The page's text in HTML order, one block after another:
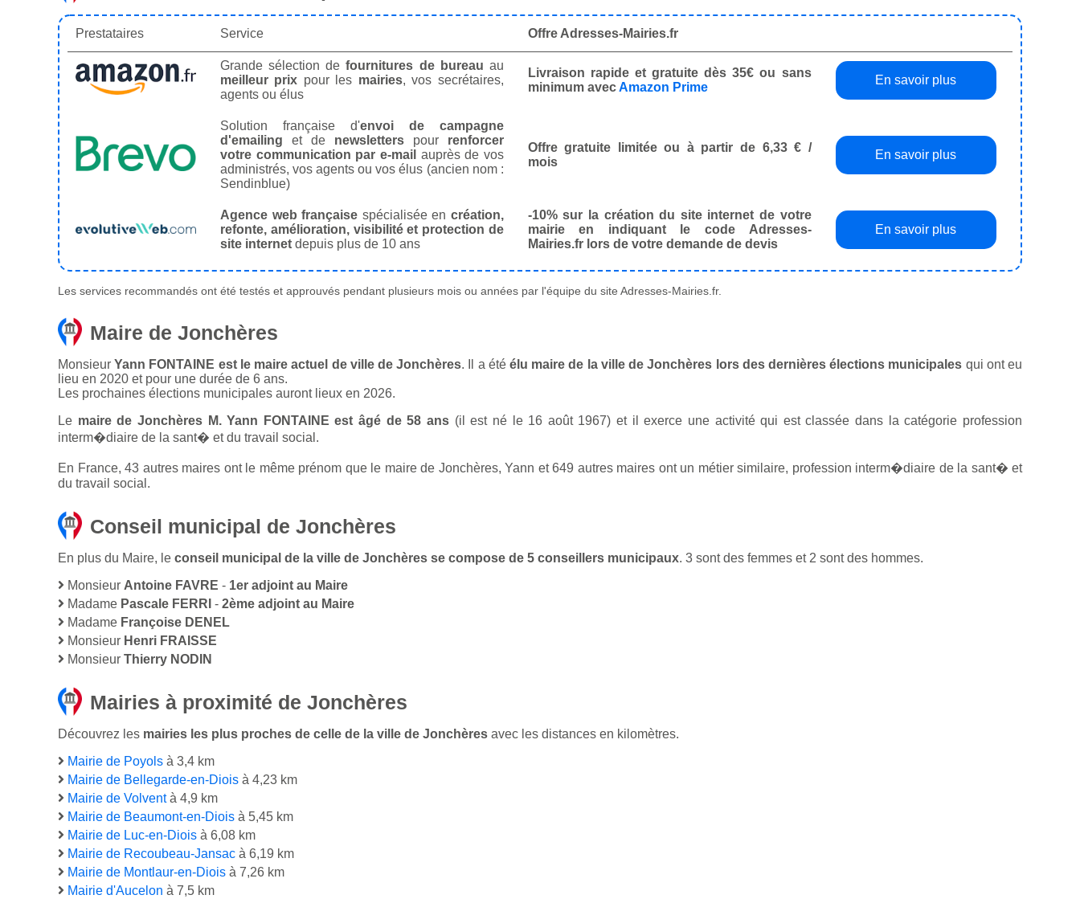
Prestataires Service Offre Adresses-Mairies.fr
Grande sélection defournitures de bureau au
meilleur prix pour les mairies, vos secrétaires,
agents ou élus
Livraison rapide et gratuite dès 35€ ou sans
minimum avecAmazon Prime
En savoir plus
Solution française d'envoi de campagne
d'emailing et de newsletterspour renforcer
votre communication par e-mail auprès de vos
administrés, vos agents ou vos élus (ancien nom :
Sendinblue)
Offre gratuite limitée ou à partir de 6,33 € /
mois
En savoir plus
Agence web française spécialisée en création,
refonte, amélioration, visibilité et protection de
site internet depuis plus de 10 ans
-10% sur la création du site internet de votre
mairie en indiquant le code Adresses-
Mairies.fr lors de votre demande de devis
En savoir plus
Les services recommandés ont été testés et approuvés pendant plusieurs mois ou années par l'équipe du site Adresses-Mairies.fr.
Maire de Jonchères
MonsieurYann FONTAINE est le maire actuel de ville de Jonchères. Il a étéélu maire de la ville de Jonchères lors des dernières élections municipales qui ont eu
lieu en 2020 et pour une durée de 6 ans.
Les prochaines élections municipales auront lieux en 2026.
Le maire de Jonchères M. Yann FONTAINE est âgé de 58 ans(il est né le 16 août 1967) et il exerce une activité qui est classée dans la catégorie profession
interm�diaire de la sant� et du travail social.
En France, 43 autres maires ont le même prénom que le maire de Jonchères, Yann et 649 autres maires ont un métier similaire, profession interm�diaire de la sant� et
du travail social.
Conseil municipal de Jonchères
En plus du Maire, le conseil municipal de la ville de Jonchères se compose de 5 conseillers municipaux. 3 sont des femmes et 2 sont des hommes.
Monsieur Antoine FAVRE - 1er adjoint au Maire
Madame Pascale FERRI - 2ème adjoint au Maire
Madame Françoise DENEL
Monsieur Henri FRAISSE
Monsieur Thierry NODIN
Mairies à proximité de Jonchères
Découvrez les mairies les plus proches de celle de la ville de Jonchères avec les distances en kilomètres.
Mairie de Poyols à 3,4 km
Mairie de Bellegarde-en-Diois à 4,23 km
Mairie de Volventà 4,9 km
Mairie de Beaumont-en-Diois à 5,45 km
Mairie de Luc-en-Diois à 6,08 km
Mairie de Recoubeau-Jansac à 6,19 km
Mairie de Montlaur-en-Diois à 7,26 km
Mairie d'Aucelon à 7,5 km